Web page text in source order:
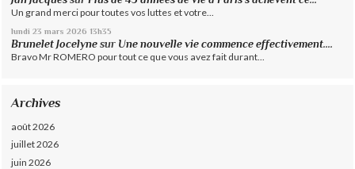
Un grand merci pour toutes vos luttes et votre...
lundi 23 mars 2026 13h35
Brunelet Jocelyne sur Une nouvelle vie commence effectivement....
Bravo Mr ROMERO pour tout ce que vous avez fait durant...
Archives
août 2026
juillet 2026
juin 2026